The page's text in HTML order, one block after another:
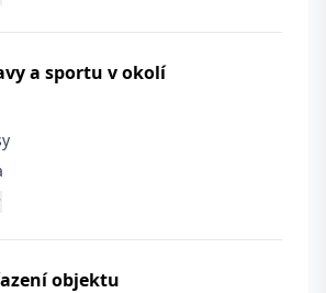
a sportu v okolí
objektu